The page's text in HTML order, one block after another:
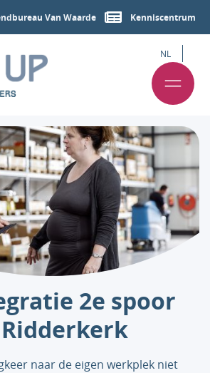
Van Waarde Kenniscentrum
NL
2e spoor
naar de eigen werkplek niet